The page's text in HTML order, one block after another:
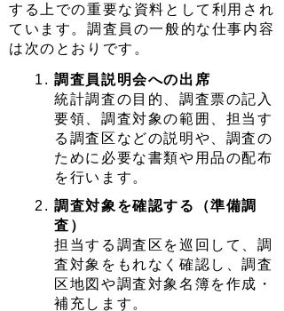
する上での重要な資料として利用され
ています。調査員の一般的な仕事内容
は次のとおりです。
調査員説明会への出席
統計調査の目的、調査票の記入
要領、調査対象の範囲、担当す
る調査区などの説明や、調査の
ために必要な書類や用品の配布
を行います。
調査対象を確認する（準備調
査）
担当する調査区を巡回して、調
査対象をもれなく確認し、調査
区地図や調査対象名簿を作成・
補充します。